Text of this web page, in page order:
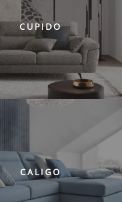
CUPIDO
CALIGO